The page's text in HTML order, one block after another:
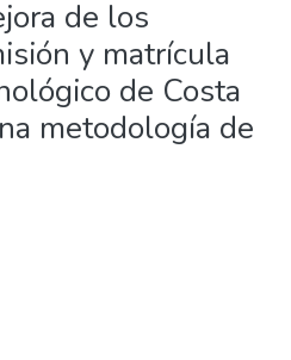
de los
y matrícula
de Costa
metodología de